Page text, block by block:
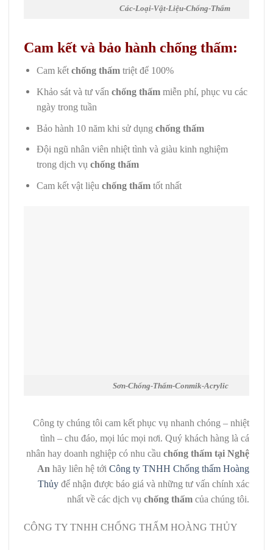
Các-Loại-Vật-Liệu-Chống-Thấm
Cam kết và bảo hành chống thấm:
Cam kếtchống thấmtriệt để 100%
Khảo sát và tư vấn chống thấmmiễn phí, phục vu các
ngày trong tuần
Bảo hành 10 năm khi sử dụng chống thấm
Đội ngũ nhân viên nhiệt tình và giàu kinh nghiệm
trong dịch vụ chống thấm
Cam kết vật liệu chống thấmtốt nhất
Sơn-Chống-Thấm-Conmik-Acrylic
Công ty chúng tôi cam kết phục vụ nhanh chóng – nhiệt
tình – chu đáo, mọi lúc mọi nơi. Quý khách hàng là cá
nhân hay doanh nghiệp có nhu cầu chống thấm tại Nghệ
An hãy liên hệ tới Công ty TNHH Chống thấm Hoàng
Thủy để nhận được báo giá và những tư vấn chính xác
nhất về các dịch vụ chống thấm của chúng tôi.
CÔNG TY TNHH CHỐNG THẤM HOÀNG THỦY